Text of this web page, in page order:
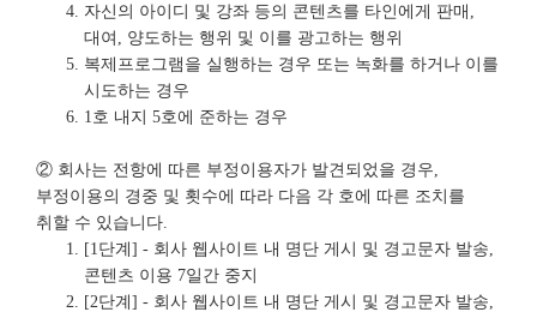
자신의 아이디 및 강좌 등의 콘텐츠를 타인에게 판매,
대여, 양도하는 행위 및 이를 광고하는 행위
복제프로그램을 실행하는 경우 또는 녹화를 하거나 이를
시도하는 경우
1호 내지 5호에 준하는 경우
② 회사는 전항에 따른 부정이용자가 발견되었을 경우,
부정이용의 경중 및 횟수에 따라 다음 각 호에 따른 조치를
취할 수 있습니다.
[1단계] - 회사 웹사이트 내 명단 게시 및 경고문자 발송,
콘텐츠 이용 7일간 중지
[2단계] - 회사 웹사이트 내 명단 게시 및 경고문자 발송,